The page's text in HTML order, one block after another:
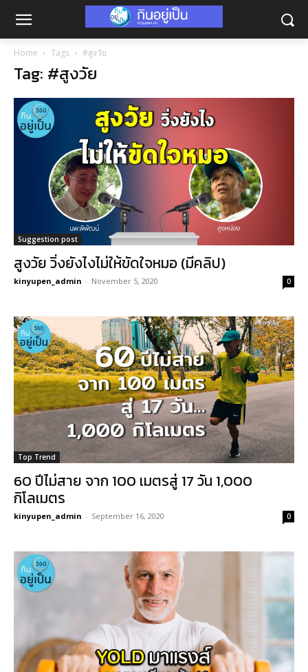
Home Tags #สูงวัย
Tag: #สูงวัย
Suggestion post
สูงวัย วิ่งยังไงไม่ให้ขัดใจหมอ (มีคลิป)
kinyupen_admin - November 5, 2020 0
Top Trend
60 ปีไม่สาย จาก 100 เมตรสู่ 17 วัน 1,000
กิโลเมตร
kinyupen_admin - September 16, 2020 0